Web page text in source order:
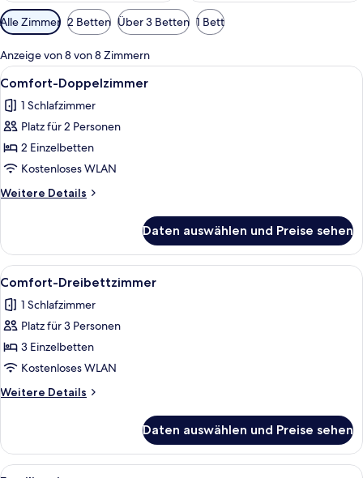
Verfügbare
Filter
für
Zimmer
Alle Zimmer 2 Betten Über 3 Betten 1 Bett
Anzeige von 8 von 8 Zimmern
Alle
Fotos
für
Comfort-
Doppelzimmer
anzeigen
Ein Hotelzimmer mit einem großen
5
Comfort-Doppelzimmer
1 Schlafzimmer
Platz für 2 Personen
2 Einzelbetten
Kostenloses WLAN
Weitere Details
Weitere
Doppelzimmer
Daten auswählen und Preise sehen
Alle
Fotos
für
Comfort-
Dreibettzimmer
anzeigen
Ein Hotelzimmer mit einem großen
5
Comfort-Dreibettzimmer
1 Schlafzimmer
Platz für 3 Personen
3 Einzelbetten
Kostenloses WLAN
Weitere Details
Weitere
Dreibettzimmer
Daten auswählen und Preise sehen
Alle
Ein Hotelzimmer mit einem großen